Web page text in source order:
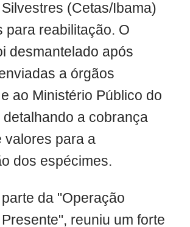
(Cetas/Ibama)
para reabilitação. O
desmantelado após
a órgãos
ao Ministério Público do
a cobrança
valores para a
dos espécimes.
da "Operação
reuniu um forte